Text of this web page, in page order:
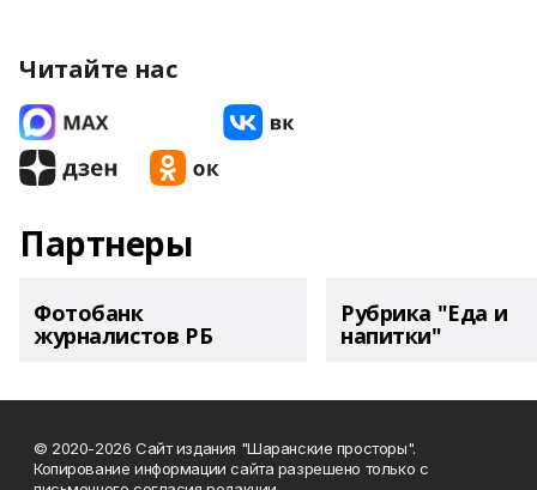
Читайте нас
Партнеры
Фотобанк
журналистов РБ
Рубрика "Еда и
напитки"
© 2020-2026 Сайт издания "Шаранские просторы".
Копирование информации сайта разрешено только с